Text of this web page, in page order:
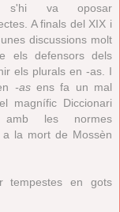
s'hi va oposar
A finals del XIX i
discussions molt
els defensors dels
els plurals en -as. I
-asens fa un mal
magnífic Diccionari
amb les normes
la mort de Mossèn
tempestes en gots